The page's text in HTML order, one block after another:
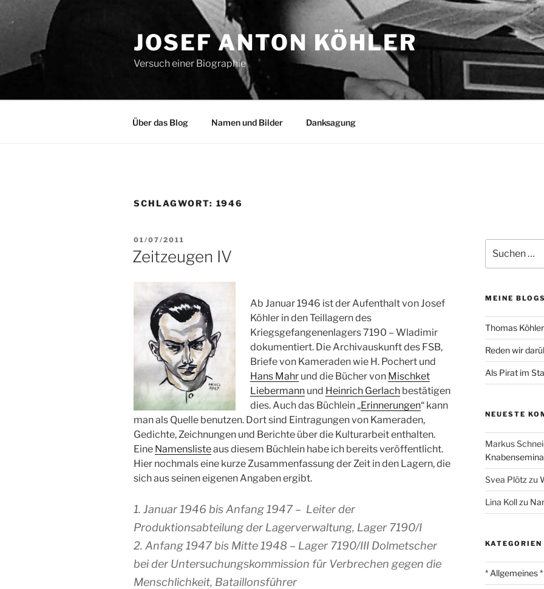
Inhalt
JOSEF ANTON KÖHLER
Versuch einer Biographie
Über das Blog Namen und Bilder Danksagung
SCHLAGWORT: 1946
VERÖFFENTLICHT
AM
01/07/2011
Zeitzeugen IV
Ab Januar 1946 ist der Aufenthalt von Josef
Köhler in den Teillagern des
Kriegsgefangenenlagers 7190 – Wladimir
dokumentiert. Die Archivauskunft des FSB,
Briefe von Kameraden wie H. Pochert und
Hans Mahr und die Bücher von Mischket
Liebermann und Heinrich Gerlach bestätigen
dies. Auch das Büchlein „Erinnerungen“ kann
man als Quelle benutzen. Dort sind Eintragungen von Kameraden,
Gedichte, Zeichnungen und Berichte über die Kulturarbeit enthalten.
Eine Namenslisteaus diesem Büchlein habe ich bereits veröffentlicht.
Hier nochmals eine kurze Zusammenfassung der Zeit in den Lagern, die
sich aus seinen eigenen Angaben ergibt.
1. Januar 1946 bis Anfang 1947 – Leiter der
Produktionsabteilung der Lagerverwaltung, Lager 7190/I
2. Anfang 1947 bis Mitte 1948 – Lager 7190/III Dolmetscher
bei der Untersuchungskommission für Verbrechen gegen die
Menschlichkeit, Bataillonsführer
nach:
MEINE
Thomas
Reden wir
Als Pirat im
NEUESTE
Markus
Svea Plötz zu
Lina Kollzu
KATEGORIEN
* Allgemeines *